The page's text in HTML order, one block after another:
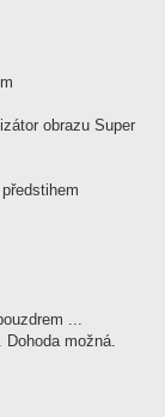
obrazu Super
...
možná.